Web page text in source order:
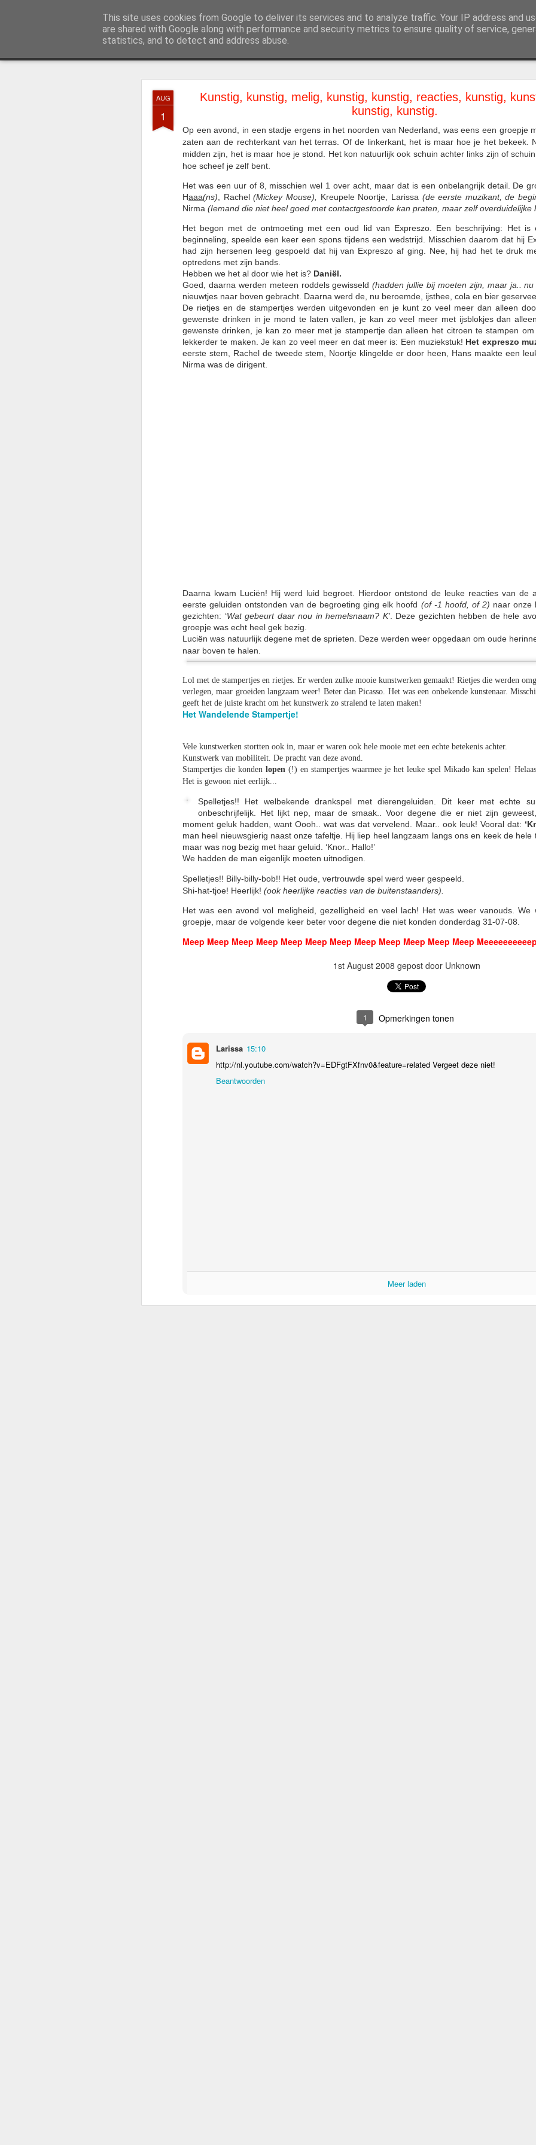
AUG
1
Kunstig, kunstig, melig, kunstig, kunstig, reacties, kunstig,
kunstig, kunstig.
Op een avond, in een stadje ergens in het noorden van Nederland, was eens een groepje
zaten aan de rechterkant van het terras. Of de linkerkant, het is maar hoe je het bekeek.
midden zijn, het is maar hoe je stond. Het kon natuurlijk ook schuin achter links zijn of
hoe scheef je zelf bent.
Het was een uur of 8, misschien wel 1 over acht, maar dat is een onbelangrijk detail. De
Haaa(ns) , Rachel(Mickey Mouse), Kreupele Noortje, Larissa (de eerste muzikant, de
Nirma (Iemand die niet heel goed met contactgestoorde kan praten, maar zelf overduidelijke
Het begon met de ontmoeting met een oud lid van Expreszo. Een beschrijving: Het
beginneling, speelde een keer een spons tijdens een wedstrijd. Misschien daarom dat hij
had zijn hersenen leeg gespoeld dat hij van Expreszo af ging. Nee, hij had het te druk
optredens met zijn bands.
Hebben we het al door wie het is? Daniël.
Goed, daarna werden meteen roddels gewisseld(hadden jullie bij moeten zijn, maar ja..
nieuwtjes naar boven gebracht. Daarna werd de, nu beroemde, ijsthee, cola en bier
De rietjes en de stampertjes werden uitgevonden en je kunt zo veel meer dan alleen
gewenste drinken in je mond te laten vallen, je kan zo veel meer met ijsblokjes dan
gewenste drinken, je kan zo meer met je stampertje dan alleen het citroen te stampen
lekkerder te maken. Je kan zo veel meer en dat meer is: Een muziekstuk! Het expreszo
eerste stem, Rachel de tweede stem, Noortje klingelde er door heen, Hans maakte een
Nirma was de dirigent.
Daarna kwam Luciën! Hij werd luid begroet. Hierdoor ontstond de leuke reacties van de
eerste geluiden ontstonden van de begroeting ging elk hoofd (of -1 hoofd, of 2) naar onze
gezichten: ‘Wat gebeurt daar nou in hemelsnaam? K’. Deze gezichten hebben de hele
groepje was echt heel gek bezig.
Luciën was natuurlijk degene met de sprieten. Deze werden weer opgedaan om oude
naar boven te halen.
Lol met de stampertjes en rietjes. Er werden zulke mooie kunstwerken gemaakt! Rietjes die werden
verlegen, maar groeiden langzaam weer! Beter danPicasso. Het was een onbekende kunstenaar.
geeft het de juiste kracht om het kunstwerk zo stralend te laten maken!
Het Wandelende Stampertje!
Vele kunstwerken stortten ook in, maar er waren ook hele mooie met een echte betekenis achter.
Kunstwerk van mobiliteit. De pracht van deze avond.
Stampertjes die konden lopen (!) en stampertjes waarmee je het leuke spel Mikado kan spelen!
Het is gewoon niet eerlijk...
Spelletjes!! Het welbekende drankspel met dierengeluiden. Dit keer met echte
onbeschrijfelijk. Het lijkt nep, maar de smaak.. Voor degene die er niet zijn
moment geluk hadden, want Oooh.. wat was dat vervelend.
Maar.. ook leuk! Vooral dat:
man heel nieuwsgierig naast onze tafeltje. Hij liep heel langzaam langs ons en keek de hele
maar was nog bezig met haar geluid. ‘Knor.. Hallo!’
We hadden de man eigenlijk moeten uitnodigen.
Spelletjes!! Billy-billy-bob!! Het oude, vertrouwde spel werd weer gespeeld.
Shi-hat-tjoe! Heerlijk! (ook heerlijke reacties van de buitenstaanders).
Het was een avond vol meligheid, gezelligheid en veel lach! Het was weer vanouds. We
groepje, maar de volgende keer beter voor degene die niet konden donderdag 31-07-08.
Meep Meep Meep Meep Meep Meep Meep Meep Meep Meep Meep Meep
1st August 2008 gepost door Unknown
1 Opmerkingen tonen
Larissa 15:10
http://nl.youtube.com/watch?v=EDFgtFXfnv0&feature=related Vergeet deze niet!
Beantwoorden
Meer laden
This site uses cookies from Google to deliver its services and to analyze traffic. Your IP address and
are shared with Google along with performance and security metrics to ensure quality of service,
statistics, and to detect and address abuse.
Expreszo Theatersport De leukste theatersportgroep in Hoorn
ImproXL was weer een feestje!
Afgelopen zaterdag, 28 juni, was het dan weer zover: ImproXL barstte los! Eerst werd er
aan de workshops Setting the Scéne van Beetgaar en Finding the game van Factor 2
Vervolgens mocht Papaver het spits afbijten met een prachtige longform over het wel en
generaties elkaar weer vonden en biechten verleden tijd werd.
Beetgaar vierde vervolgens de ondergang van de Kruidvat, bij de Etos. Het werd een
De ideale pizzaformule (hoeveel pizza per persoon) blijkt nog niet gevonden, maar er was
gezelligheid, tijdens het avondeten.
De mannen van Broos gaven wijze lessen, want wat kun je blij zijn als je eindelijk zwanger
niet je partner, Wat kan IJwit hieraan bijdragen? En waarom is daar toch steeds